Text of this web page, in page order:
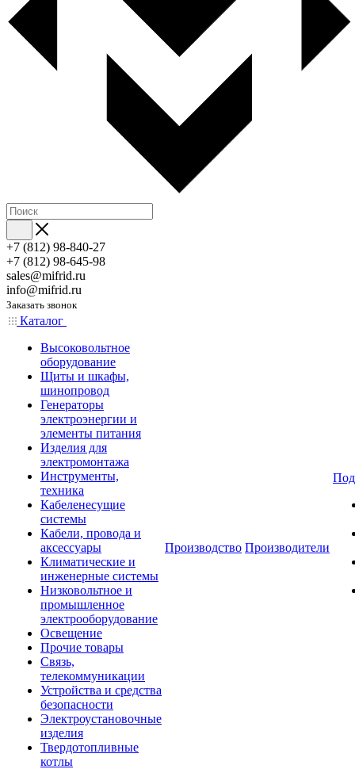
+7 (812) 98-840-27
+7 (812) 98-645-98
sales@mifrid.ru
info@mifrid.ru
Заказать звонок
Каталог
Высоковольтное
оборудование
Щиты и шкафы,
шинопровод
Генераторы
электроэнергии и
элементы питания
Изделия для
электромонтажа
Инструменты,
техника
Кабеленесущие
системы
Кабели, провода и
аксессуары
Климатические и
инженерные системы
Низковольтное и
промышленное
электрооборудование
Освещение
Прочие товары
Связь,
телекоммуникации
Устройства и средства
безопасности
Электроустановочные
изделия
Твердотопливные
котлы
Производство Производители